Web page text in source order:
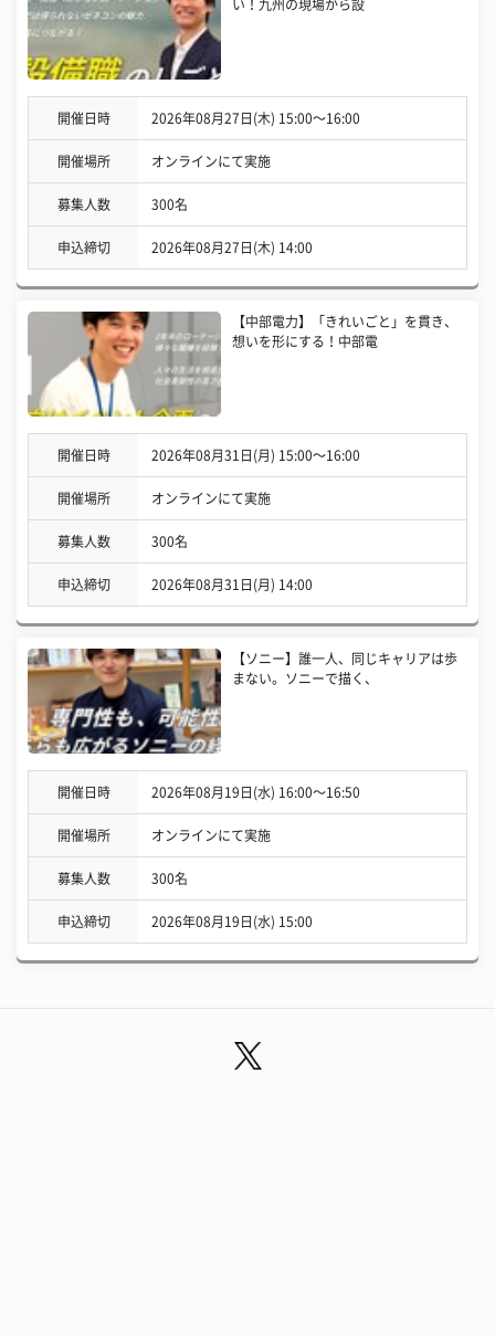
い！九州の現場から設
開催日時 2026年08月27日(木) 15:00〜16:00
開催場所 オンラインにて実施
募集人数 300名
申込締切 2026年08月27日(木) 14:00
【中部電力】「きれいごと」を貫き、
想いを形にする！中部電
開催日時 2026年08月31日(月) 15:00〜16:00
開催場所 オンラインにて実施
募集人数 300名
申込締切 2026年08月31日(月) 14:00
【ソニー】誰一人、同じキャリアは歩
まない。ソニーで描く、
開催日時 2026年08月19日(水) 16:00〜16:50
開催場所 オンラインにて実施
募集人数 300名
申込締切 2026年08月19日(水) 15:00